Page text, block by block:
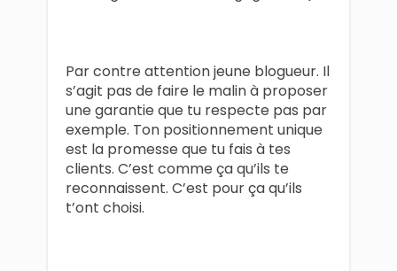
Par contre attention jeune blogueur. Il
s’agit pas de faire le malin à proposer
une garantie que tu respecte pas par
exemple. Ton positionnement unique
est la promesse que tu fais à tes
clients. C’est comme ça qu’ils te
reconnaissent. C’est pour ça qu’ils
t’ont choisi.